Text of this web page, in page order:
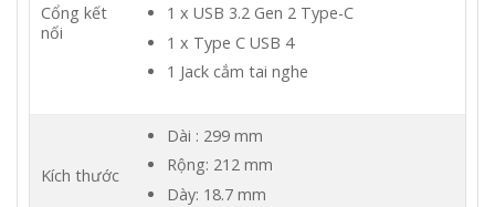
Cổng kết
nối
1 x USB 3.2 Gen 2 Type-C
1 x Type C USB 4
1 Jack cắm tai nghe
Kích thước
Dài : 299 mm
Rộng: 212 mm
Dày: 18.7 mm